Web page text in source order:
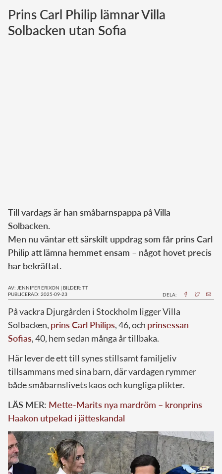
Norska kungahuset
Danska kungahuset
Prins Carl Philip lämnar Villa
Solbacken utan Sofia
Till vardags är han småbarnspappa på Villa
Solbacken.
Men nu väntar ett särskilt uppdrag som får prins Carl
Philip att lämna hemmet ensam – något hovet precis
har bekräftat.
AV: JENNIFER ERIXON | BILDER: TT
PUBLICERAD: 2025-09-23
DELA:
På vackra Djurgården i Stockholm ligger Villa
Solbacken, prins Carl Philips, 46, och prinsessan
Sofias, 40, hem sedan många år tillbaka.
Här lever de ett till synes stillsamt familjeliv
tillsammans med sina barn, där vardagen rymmer
både småbarnslivets kaos och kungliga plikter.
LÄS MER: Mette-Marits nya mardröm – kronprins
Haakon utpekad i jätteskandal